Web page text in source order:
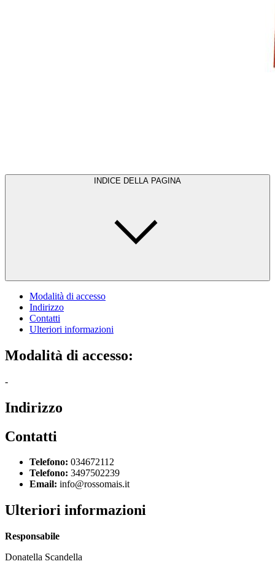
INDICE DELLA PAGINA
Modalità di accesso
Indirizzo
Contatti
Ulteriori informazioni
Modalità di accesso:
-
Indirizzo
Contatti
Telefono: 034672112
Telefono: 3497502239
Email: info@rossomais.it
Ulteriori informazioni
Responsabile
Donatella Scandella